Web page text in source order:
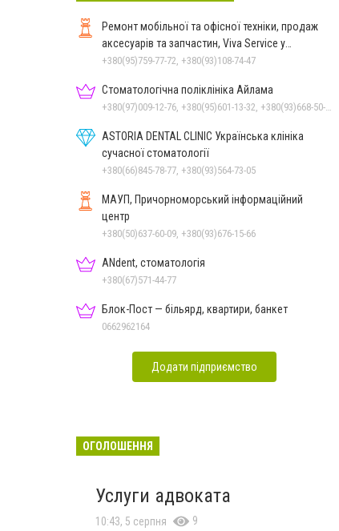
Ремонт мобільної та офісної техніки, продаж
аксесуарів та запчастин, Viva Service у
Миколаєві
+380(95)759-77-72, +380(93)108-74-47
Стоматологічна поліклініка Айлама
ASTORIA DENTAL CLINIC Українська клініка
сучасної стоматології
+380(66)845-78-77, +380(93)564-73-05
МАУП, Причорноморський інформаційний
центр
+380(50)637-60-09, +380(93)676-15-66
ANdent, стоматологія
+380(67)571-44-77
Блок-Пост — більярд, квартири, банкет
0662962164
Додати підприємство
ОГОЛОШЕННЯ
Услуги адвоката
10:43, 5 серпня 9